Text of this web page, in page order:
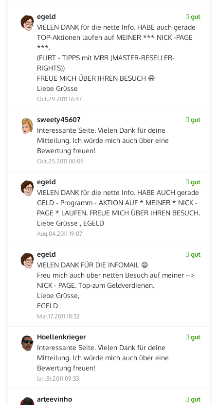
egeld gut
VIELEN DANK für die nette Info. HABE auch gerade
TOP-Aktionen laufen auf MEINER *** NICK -PAGE
***.
(FLIRT - TIPPS mit MRR (MASTER-RESELLER-
RIGHTS))
FREUE MICH ÜBER IHREN BESUCH 😄
Liebe Grüsse
Oct.29.2011 16:47
sweety45607 gut
Interessante Seite. Vielen Dank für deine
Mitteilung. Ich würde mich auch über eine
Bewertung freuen!
Oct.25.2011 00:08
egeld gut
VIELEN DANK für die nette Info. HABE AUCH gerade
GELD - Programm - AKTION AUF * MEINER * NICK -
PAGE * LAUFEN. FREUE MICH ÜBER IHREN BESUCH.
Liebe Grüsse , EGELD
Aug.04.2011 19:07
egeld gut
VIELEN DANK FÜR DIE INFOMAIL 😄
Freu mich auch über netten Besuch auf meiner -->
NICK - PAGE. Top-zum Geldverdienen.
Liebe Grüsse,
EGELD
Mar.17.2011 18:32
Hoellenkrieger gut
Interessante Seite. Vielen Dank für deine
Mitteilung. Ich würde mich auch über eine
Bewertung freuen!
Jan.31.2011 09:33
arteevinho gut